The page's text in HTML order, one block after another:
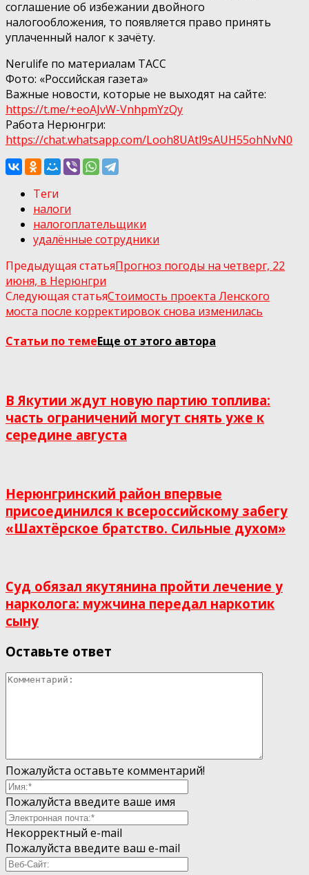
соглашение об избежании двойного
налогообложения, то появляется право принять
уплаченный налог к зачёту.
Nerulife по материалам ТАСС
Фото: «Российская газета»
Важные новости, которые не выходят на сайте:
https://t.me/+eoAJvW-VnhpmYzQy
Работа Нерюнгри:
https://chat.whatsapp.com/Looh8UAtl9sAUH55ohNvN0
Теги
налоги
налогоплательщики
удалённые сотрудники
Предыдущая статьяПрогноз погоды на четверг, 22
июня, в Нерюнгри
Следующая статьяСтоимость проекта Ленского
моста после корректировок снова изменилась
Статьи по темеЕще от этого автора
В Якутии ждут новую партию топлива:
часть ограничений могут снять уже к
середине августа
Нерюнгринский район впервые
присоединился к всероссийскому забегу
«Шахтёрское братство. Сильные духом»
Суд обязал якутянина пройти лечение у
нарколога: мужчина передал наркотик
сыну
Оставьте ответ
Пожалуйста оставьте комментарий!
Пожалуйста введите ваше имя
Некорректный e-mail
Пожалуйста введите ваш e-mail